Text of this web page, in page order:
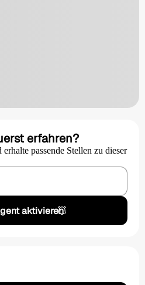
erfahren?
passende Stellen zu dieser
aktivieren